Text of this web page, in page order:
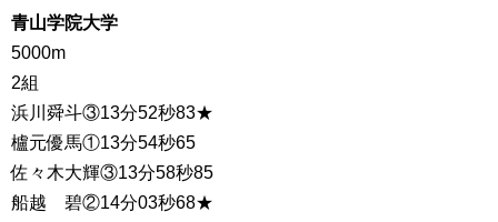
青山学院大学
5000m
2組
浜川舜斗③13分52秒83★
櫨元優馬①13分54秒65
佐々木大輝③13分58秒85
船越 碧②14分03秒68★